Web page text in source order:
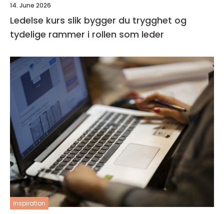
14. June 2026
Ledelse kurs slik bygger du trygghet og
tydelige rammer i rollen som leder
inspiration